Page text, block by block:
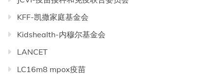
KFF-凯撒家庭基金会
Kidshealth-内穆尔基金会
LANCET
LC16m8 mpox疫苗